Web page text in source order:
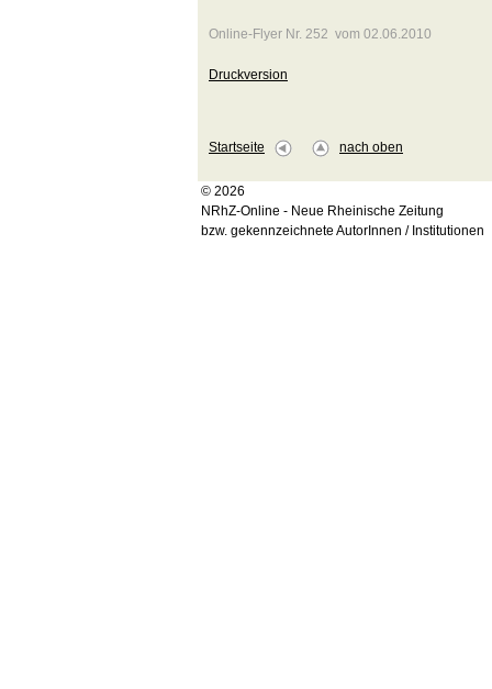
Online-Flyer Nr. 252 vom 02.06.2010
Druckversion
Startseite nach oben
© 2026
NRhZ-Online - Neue Rheinische Zeitung
bzw. gekennzeichnete AutorInnen / Institutionen